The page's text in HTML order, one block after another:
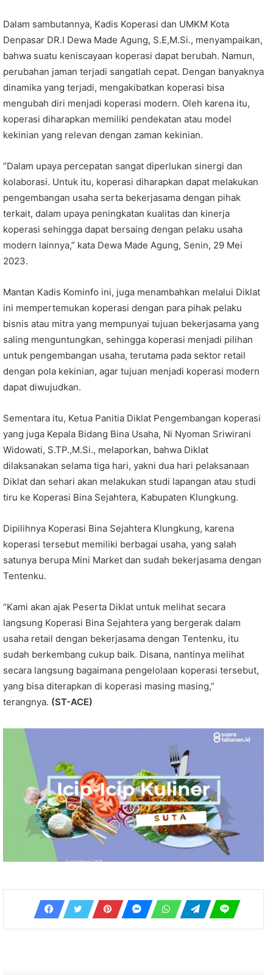
Dalam sambutannya, Kadis Koperasi dan UMKM Kota
Denpasar DR.I Dewa Made Agung, S.E,M.Si., menyampaikan,
bahwa suatu keniscayaan koperasi dapat berubah. Namun,
perubahan jaman terjadi sangatlah cepat. Dengan banyaknya
dinamika yang terjadi, mengakibatkan koperasi bisa
mengubah diri menjadi koperasi modern. Oleh karena itu,
koperasi diharapkan memiliki pendekatan atau model
kekinian yang relevan dengan zaman kekinian.
“Dalam upaya percepatan sangat diperlukan sinergi dan
kolaborasi. Untuk itu, koperasi diharapkan dapat melakukan
pengembangan usaha serta bekerjasama dengan pihak
terkait, dalam upaya peningkatan kualitas dan kinerja
koperasi sehingga dapat bersaing dengan pelaku usaha
modern lainnya,” kata Dewa Made Agung, Senin, 29 Mei
2023.
Mantan Kadis Kominfo ini, juga menambahkan melalui Diklat
ini mempertemukan koperasi dengan para pihak pelaku
bisnis atau mitra yang mempunyai tujuan bekerjasama yang
saling menguntungkan, sehingga koperasi menjadi pilihan
untuk pengembangan usaha, terutama pada sektor retail
dengan pola kekinian, agar tujuan menjadi koperasi modern
dapat diwujudkan.
Sementara itu, Ketua Panitia Diklat Pengembangan koperasi
yang juga Kepala Bidang Bina Usaha, Ni Nyoman Sriwirani
Widowati, S.TP.,M.Si., melaporkan, bahwa Diklat
dilaksanakan selama tiga hari, yakni dua hari pelaksanaan
Diklat dan sehari akan melakukan studi lapangan atau studi
tiru ke Koperasi Bina Sejahtera, Kabupaten Klungkung.
Dipilihnya Koperasi Bina Sejahtera Klungkung, karena
koperasi tersebut memiliki berbagai usaha, yang salah
satunya berupa Mini Market dan sudah bekerjasama dengan
Tentenku.
“Kami akan ajak Peserta Diklat untuk melihat secara
langsung Koperasi Bina Sejahtera yang bergerak dalam
usaha retail dengan bekerjasama dengan Tentenku, itu
sudah berkembang cukup baik. Disana, nantinya melihat
secara langsung bagaimana pengelolaan koperasi tersebut,
yang bisa diterapkan di koperasi masing masing,”
terangnya. (ST-ACE)